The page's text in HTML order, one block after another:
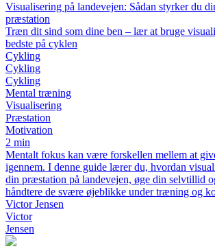
Visualisering på landevejen: Sådan styrker du
præstation
Træn dit sind som dine ben – lær at bruge
bedste på cyklen
Cykling
Cykling
Cykling
Mental træning
Visualisering
Præstation
Motivation
2 min
Mentalt fokus kan være forskellen mellem at
igennem. I denne guide lærer du, hvordan
din præstation på landevejen, øge din selvtillid
håndtere de svære øjeblikke under træning og
Victor Jensen
Victor
Jensen